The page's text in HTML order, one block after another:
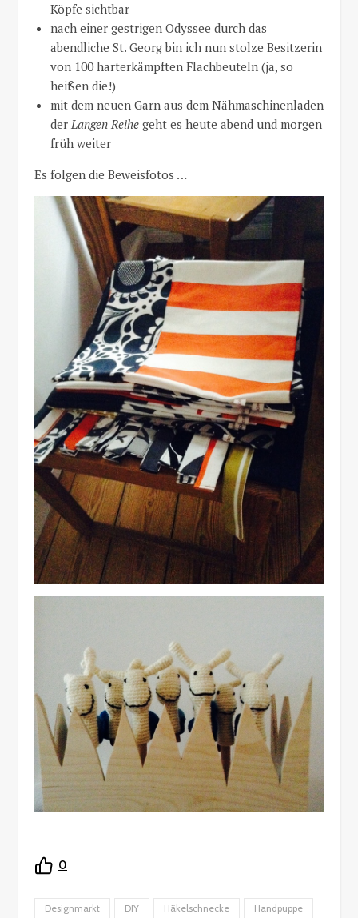
Köpfe sichtbar
nach einer gestrigen Odyssee durch das
abendliche St. Georg bin ich nun stolze Besitzerin
von 100 harterkämpften Flachbeuteln (ja, so
heißen die!)
mit dem neuen Garn aus dem Nähmaschinenladen
der Langen Reihe geht es heute abend und morgen
früh weiter
Es folgen die Beweisfotos …
0
Designmarkt DIY Häkelschnecke Handpuppe